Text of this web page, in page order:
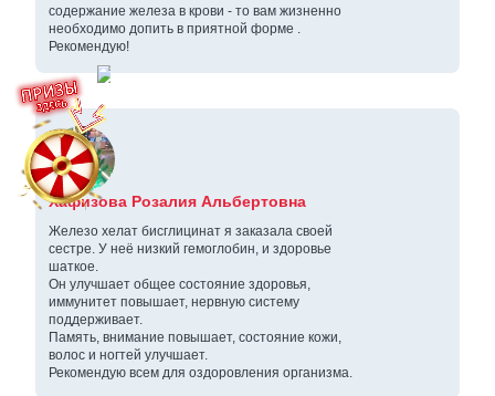
содержание железа в крови - то вам жизненно
необходимо допить в приятной форме .
Рекомендую!
Хафизова Розалия Альбертовна
Железо хелат бисглицинат я заказала своей
сестре. У неё низкий гемоглобин, и здоровье
шаткое.
Он улучшает общее состояние здоровья,
иммунитет повышает, нервную систему
поддерживает.
Память, внимание повышает, состояние кожи,
волос и ногтей улучшает.
Рекомендую всем для оздоровления организма.